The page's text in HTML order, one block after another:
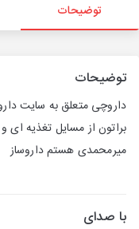
توضیحات
توضیحات
داروچی متعلق به سایت
براتون از مسایل تغذیه
میرمحمدی هستم داروساز
با صدای